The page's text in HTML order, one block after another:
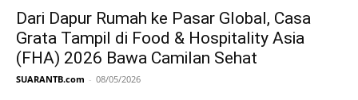
Dari Dapur Rumah ke Pasar Global, Casa
Grata Tampil di Food & Hospitality Asia
(FHA) 2026 Bawa Camilan Sehat
SUARANTB.com - 08/05/2026